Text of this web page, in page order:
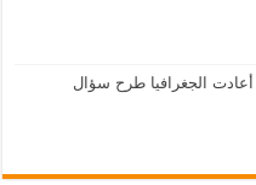
أعادت الجغرافيا طرح سؤال